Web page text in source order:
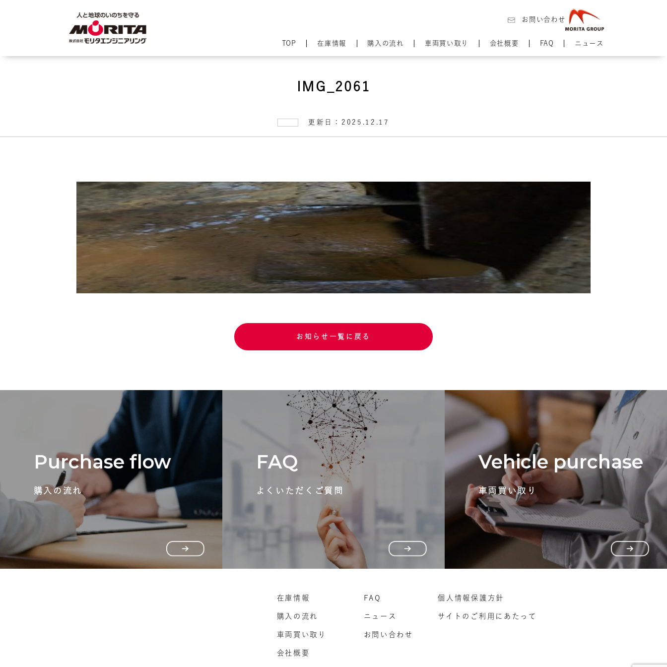
お問い合わせ
TOP 在庫情報 購入の流れ 車両買い取り 会社概要 FAQ ニュース
IMG_2061
更新日：2025.12.17
お知らせ一覧に戻る
Purchase flow
購入の流れ
FAQ
よくいただくご質問
Vehicle purchase
車両買い取り
在庫情報
購入の流れ
車両買い取り
会社概要
FAQ
ニュース
お問い合わせ
個人情報保護方針
サイトのご利用にあたって